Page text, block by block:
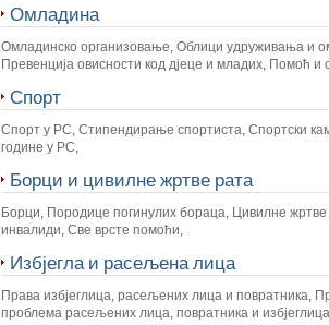
Омладина
Омладинско организовање, Облици удруживања и
Превенција овисности код дјеце и младих, Помоћ и
Спорт
Спорт у РС, Стипендирање спортиста, Спортски
године у РС,
Борци и цивилне жртве рата
Борци, Породице погинулих бораца, Цивилне жртве
инвалиди, Све врсте помоћи,
Избјегла и расељена лица
Права избјеглица, расељених лица и повратника,
проблема расељених лица, повратника и избјеглица